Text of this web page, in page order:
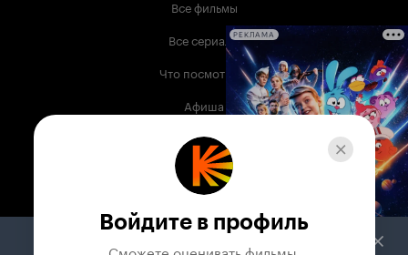
Все фильмы
Все сериалы
Что посмотреть
Афиша
Музыка
Телепрограмма
Служба поддержки
РЕКЛАМА
Войдите в профиль